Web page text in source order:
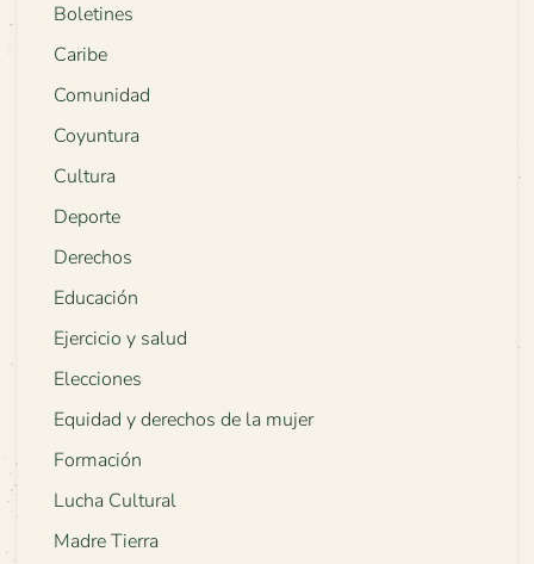
Boletines
Caribe
Comunidad
Coyuntura
Cultura
Deporte
Derechos
Educación
Ejercicio y salud
Elecciones
Equidad y derechos de la mujer
Formación
Lucha Cultural
Madre Tierra